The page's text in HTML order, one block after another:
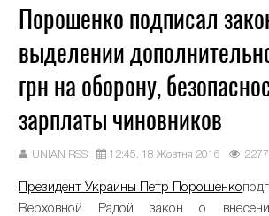
Порошенко подписал
выделении
грн на оборону,
зарплаты чиновников
UNIAN RSS 12:45, 18 Жовтня 2016 2277
Президент Украины Петр Порошенко
Верховной Радой закон о